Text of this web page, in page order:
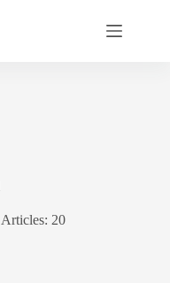
Articles: 20